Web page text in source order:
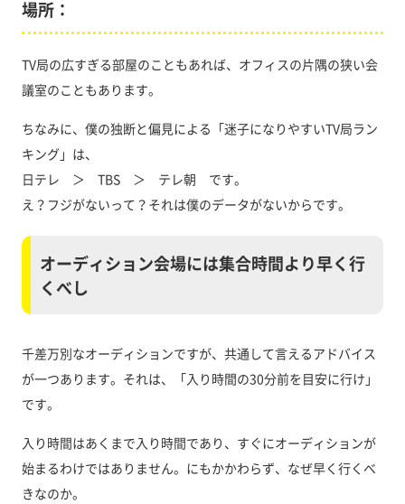
場所：
TV局の広すぎる部屋のこともあれば、オフィスの片隅の狭い会
議室のこともあります。
ちなみに、僕の独断と偏見による「迷子になりやすいTV局ラン
キング」は、
日テレ ＞ TBS ＞ テレ朝 です。
え？フジがないって？それは僕のデータがないからです。
オーディション会場には集合時間より早く行
くべし
千差万別なオーディションですが、共通して言えるアドバイス
が一つあります。それは、「入り時間の30分前を目安に行け」
です。
入り時間はあくまで入り時間であり、すぐにオーディションが
始まるわけではありません。にもかかわらず、なぜ早く行くべ
きなのか。